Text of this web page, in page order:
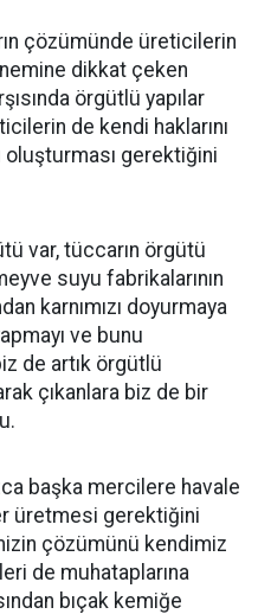
çözümünde üreticilerin
dikkat çeken
örgütlü yapılar
de kendi haklarını
gerektiğini
var, tüccarın örgütü
suyu fabrikalarının
karnımızı doyurmaya
ve bunu
de artık örgütlü
çıkanlara biz de bir
başka mercilere havale
üretmesi gerektiğini
çözümünü kendimiz
de muhataplarına
bıçak kemiğe